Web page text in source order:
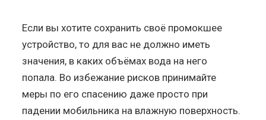
Если вы хотите сохранить своё промокшее
устройство, то для вас не должно иметь
значения, в каких объёмах вода на него
попала. Во избежание рисков принимайте
меры по его спасению даже просто при
падении мобильника на влажную поверхность.